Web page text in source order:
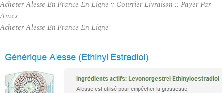
Acheter Alesse En France En Ligne :: Courrier Livraison :: Payer Par
Amex
Acheter Alesse En France En Ligne